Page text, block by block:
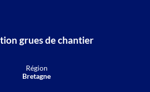
grues de chantier
Région
Bretagne